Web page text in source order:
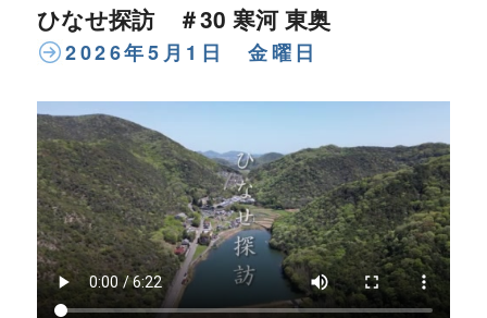
ひなせ探訪 ＃30 寒河 東奥
2026年5月1日 金曜日